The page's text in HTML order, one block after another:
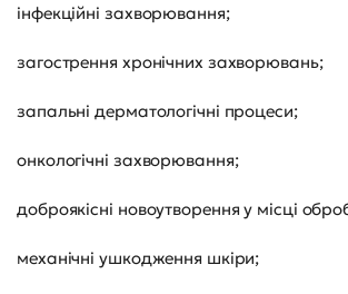
інфекційні захворювання;
загострення хронічних захворювань;
запальні дерматологічні процеси;
онкологічні захворювання;
доброякісні новоутворення у місці
механічні ушкодження шкіри;